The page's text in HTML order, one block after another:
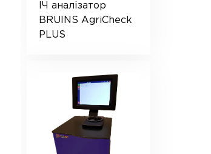
ІЧ аналізатор
BRUINS AgriCheck
PLUS